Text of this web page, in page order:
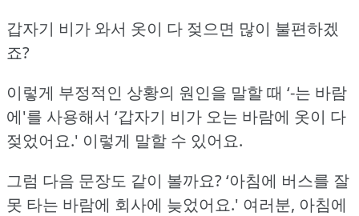
갑자기 비가 와서 옷이 다 젖으면 많이 불편하겠
죠?
이렇게 부정적인 상황의 원인을 말할 때 ‘-는 바람
에'를 사용해서 ‘갑자기 비가 오는 바람에 옷이 다
젖었어요.' 이렇게 말할 수 있어요.
그럼 다음 문장도 같이 볼까요?‘아침에 버스를 잘
못 타는 바람에 회사에 늦었어요.' 여러분, 아침에